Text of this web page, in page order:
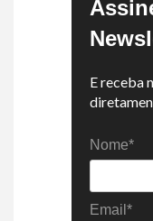
E receba
Nome*
Email*